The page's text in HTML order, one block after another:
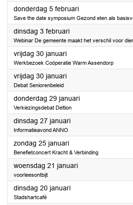
donderdag 5 februari2026
Save the date symposium Gezond eten als
dinsdag 3 februari2026
Webinar De gemeente maakt het verschil voor
vrijdag 30 januari2026
Werkbezoek Coöperatie Warm Assendorp
vrijdag 30 januari2026
Debat Seniorenbeleid
donderdag 29 januari2026
Verkiezingsdebat Deltion
dinsdag 27 januari2026
Informatieavond ANNO
zondag 25 januari2026
Benefietconcert Kracht & Verbinding
woensdag 21 januari2026
voorleesontbijt
dinsdag 20 januari2026
Stadshartcafé